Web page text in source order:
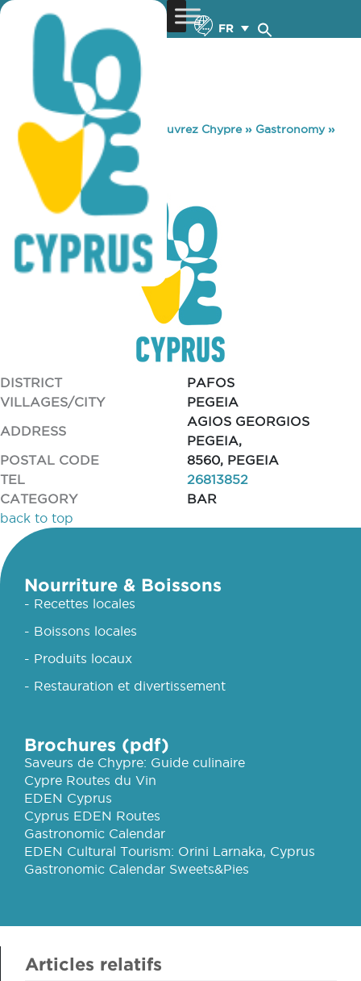
FR
You are here: Home »Découvrez Chypre» Gastronomy»
MACAW BAR
MACAW BAR
DISTRICT
PAFOS
VILLAGES/CITY
PEGEIA
ADDRESS
AGIOS GEORGIOS
PEGEIA,
POSTAL CODE
8560, PEGEIA
TEL
26813852
CATEGORY
BAR
back to top
Nourriture & Boissons
- Recettes locales
- Boissons locales
- Produits locaux
- Restauration et divertissement
Brochures (pdf)
Saveurs de Chypre: Guide culinaire
Cypre Routes du Vin
EDEN Cyprus
Cyprus EDEN Routes
Gastronomic Calendar
EDEN Cultural Tourism: Orini Larnaka, Cyprus
Gastronomic Calendar Sweets&Pies
Articles relatifs